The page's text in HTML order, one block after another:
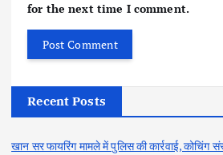
for the next time I comment.
Recent Posts
खान सर फायरिंग मामले में पुलिस की कार्रवाई, कोचिंग